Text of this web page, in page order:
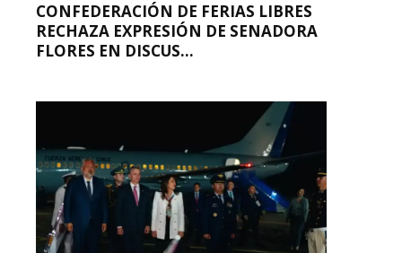
CONFEDERACIÓN DE FERIAS LIBRES
RECHAZA EXPRESIÓN DE SENADORA
FLORES EN DISCUS...